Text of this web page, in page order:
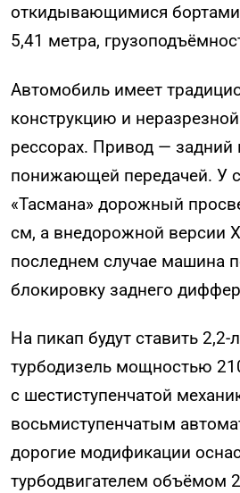
откидывающимися
5,41 метра,
Автомобиль имеет
конструкцию и
рессорах. Привод —
понижающей передачей. У
«Тасмана» дорожный
см, а внедорожной версии
последнем случае машина
блокировку заднего
На пикап будут ставить
турбодизель мощностью
с шестиступенчатой
восьмиступенчатым
дорогие модификации
турбодвигателем объёмом